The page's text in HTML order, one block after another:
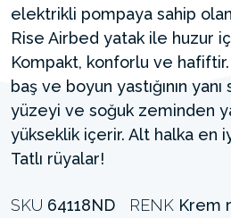
elektrikli pompaya sahip
Rise Airbed yatak ile huzur
Kompakt, konforlu ve
baş ve boyun yastığının
yüzeyi ve soğuk zeminden
yükseklik içerir. Alt halka en
Tatlı rüyalar!
SKU 64118ND RENK Krem